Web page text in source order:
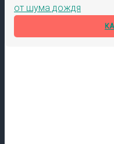
от шума дождя